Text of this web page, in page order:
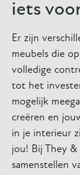
iets
Er zijn
meubels die
volledige
tot het
mogelijk
creëren en
in je interieur
jou! Bij They
samenstellen